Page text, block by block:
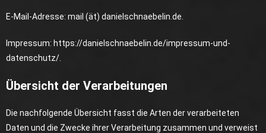
E-Mail-Adresse: mail (ät) danielschnaebelin.de.
Impressum: https://danielschnaebelin.de/impressum-und-
datenschutz/.
Übersicht der Verarbeitungen
Die nachfolgende Übersicht fasst die Arten der verarbeiteten
Daten und die Zwecke ihrer Verarbeitung zusammen und verweist